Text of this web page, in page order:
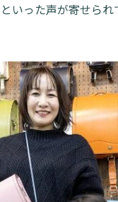
いった声が寄せら